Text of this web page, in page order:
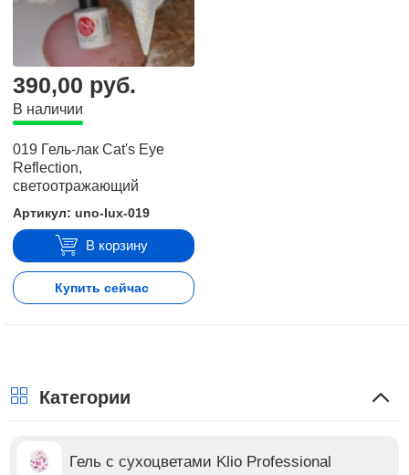
390,00 руб.
В наличии
019 Гель-лак Cat's Eye
Reflection,
светоотражающий
Артикул: uno-lux-019
В корзину
Купить сейчас
Категории
Гель с сухоцветами Klio Professional